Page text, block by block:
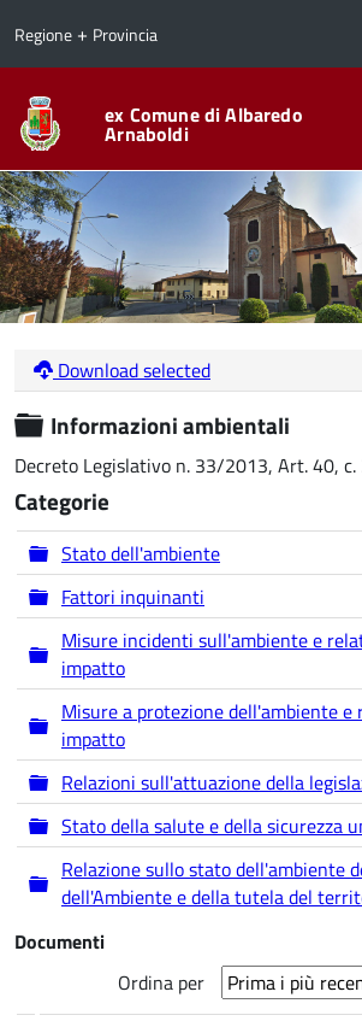
Regione + Provincia
ex Comune di Albaredo
Arnaboldi
Download selected
Cartella
Informazioni ambientali
Decreto Legislativo n. 33/2013, Art. 40, c.
Categorie
Cartella
Stato dell'ambiente
Cartella
Fattori inquinanti
Cartella
Misure incidenti sull'ambiente e
impatto
Cartella
Misure a protezione dell'ambiente e
impatto
Cartella
Relazioni sull'attuazione della
Cartella
Stato della salute e della sicurezza
Cartella
Relazione sullo stato dell'ambiente
dell'Ambiente e della tutela del
Documenti
Ordina per